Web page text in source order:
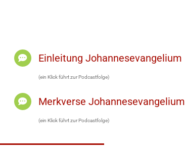
Einleitung Johannesevangelium
(ein Klick führt zur Podcastfolge)
Merkverse Johannesevangelium
(ein Klick führt zur Podcastfolge)